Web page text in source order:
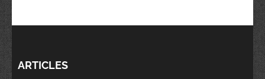
ARTICLES